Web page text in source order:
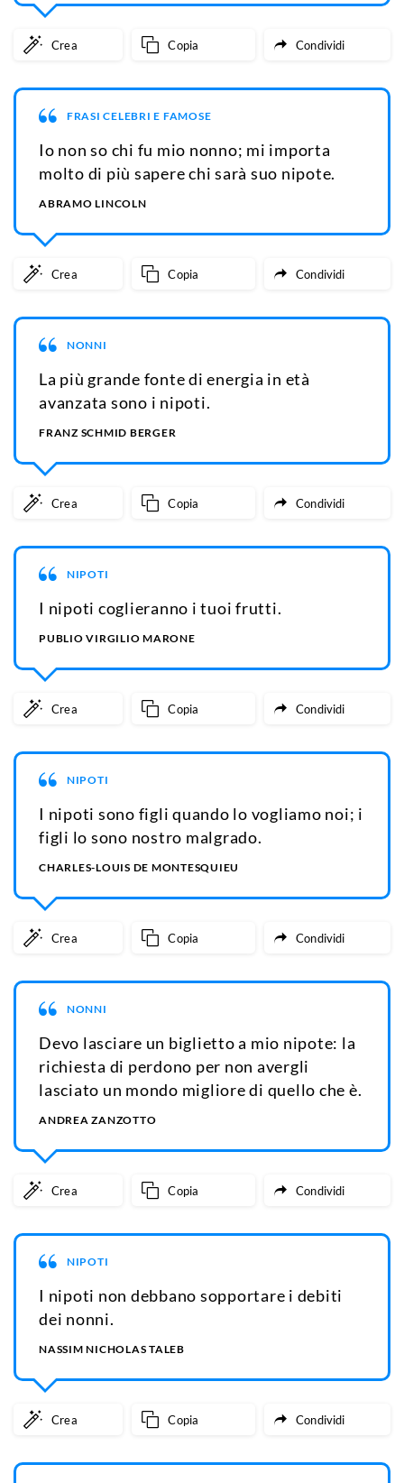
Crea Copia Condividi
FRASI CELEBRI E FAMOSE
Io non so chi fu mio nonno; mi importa
molto di più sapere chi sarà suo nipote.
ABRAMO LINCOLN
Crea Copia Condividi
NONNI
La più grande fonte di energia in età
avanzata sono i nipoti.
FRANZ SCHMID BERGER
Crea Copia Condividi
NIPOTI
I nipoti coglieranno i tuoi frutti.
PUBLIO VIRGILIO MARONE
Crea Copia Condividi
NIPOTI
I nipoti sono figli quando lo vogliamo noi; i
figli lo sono nostro malgrado.
CHARLES-LOUIS DE MONTESQUIEU
Crea Copia Condividi
NONNI
Devo lasciare un biglietto a mio nipote: la
richiesta di perdono per non avergli
lasciato un mondo migliore di quello che è.
ANDREA ZANZOTTO
Crea Copia Condividi
NIPOTI
I nipoti non debbano sopportare i debiti
dei nonni.
NASSIM NICHOLAS TALEB
Crea Copia Condividi